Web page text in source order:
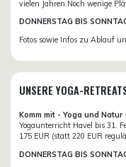
vielen Jahren.Noch wenige
DONNERSTAG BIS
Fotos sowie Infos zu Ablauf
UNSERE YOGA-
Komm mit - Yoga und Natur
Yogaunterricht Havel bis 31.
175 EUR (statt 220 EUR
DONNERSTAG BIS